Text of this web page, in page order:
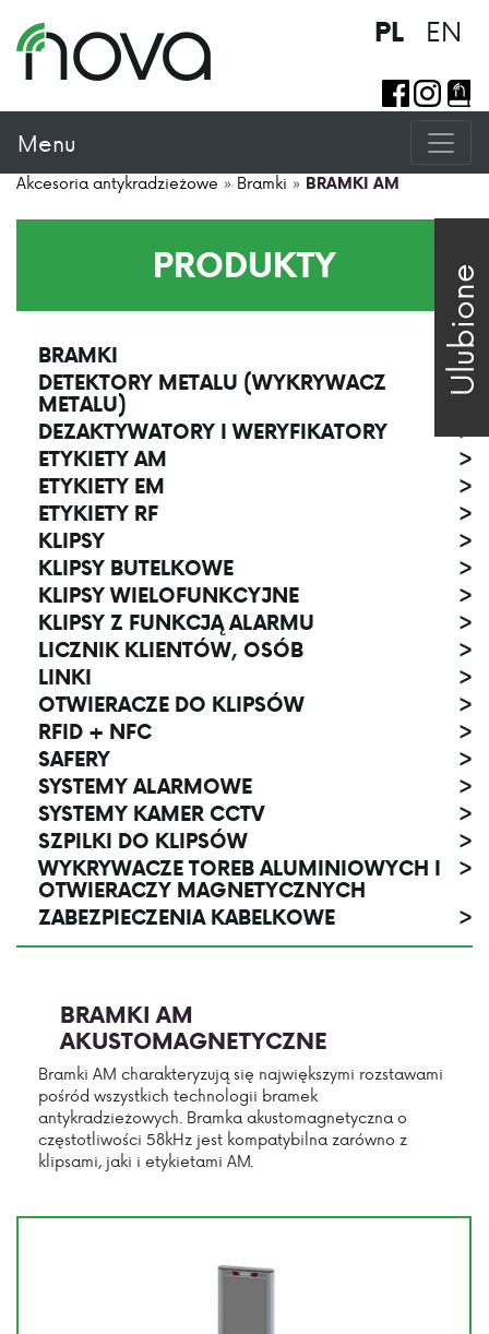
Ulubione
PL EN
Menu
Akcesoria antykradzieżowe » Bramki » BRAMKI AM
PRODUKTY
BRAMKI
>
DETEKTORY METALU (WYKRYWACZ
METALU)
>
DEZAKTYWATORY I WERYFIKATORY
>
ETYKIETY AM
>
ETYKIETY EM
>
ETYKIETY RF
>
KLIPSY
>
KLIPSY BUTELKOWE
>
KLIPSY WIELOFUNKCYJNE
>
KLIPSY Z FUNKCJĄ ALARMU
>
LICZNIK KLIENTÓW, OSÓB
>
LINKI
>
OTWIERACZE DO KLIPSÓW
>
RFID + NFC
>
SAFERY
>
SYSTEMY ALARMOWE
>
SYSTEMY KAMER CCTV
>
SZPILKI DO KLIPSÓW
>
WYKRYWACZE TOREB ALUMINIOWYCH I
OTWIERACZY MAGNETYCZNYCH
>
ZABEZPIECZENIA KABELKOWE
>
BRAMKI AM
AKUSTOMAGNETYCZNE
Bramki AM charakteryzują się największymi rozstawami
pośród wszystkich technologii bramek
antykradzieżowych. Bramka akustomagnetyczna o
częstotliwości 58kHz jest kompatybilna zarówno z
klipsami, jaki i etykietami AM.